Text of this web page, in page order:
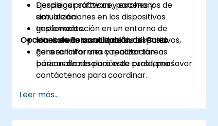
Desplegar software, parches y
actualizaciones en los dispositivos
gestionados.
Monitorear la salud de los dispositivos,
generar informes y realizar tareas
básicas de resolución de problemas.
Ejercicios prácticos y escenarios de
simulación.
Implementación en un entorno de
laboratorio con dispositivos reales.
Opciones de Personalización del Curso
Para solicitar una capacitación
personalizada para este curso, por favor
contáctenos para coordinar.
Leer más...